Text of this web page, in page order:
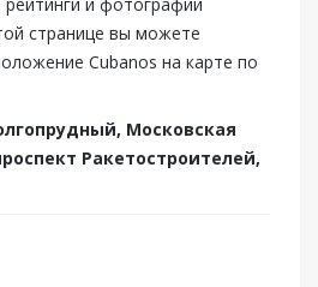
странице вы можете
Cubanos на карте по
Московская
Ракетостроителей,